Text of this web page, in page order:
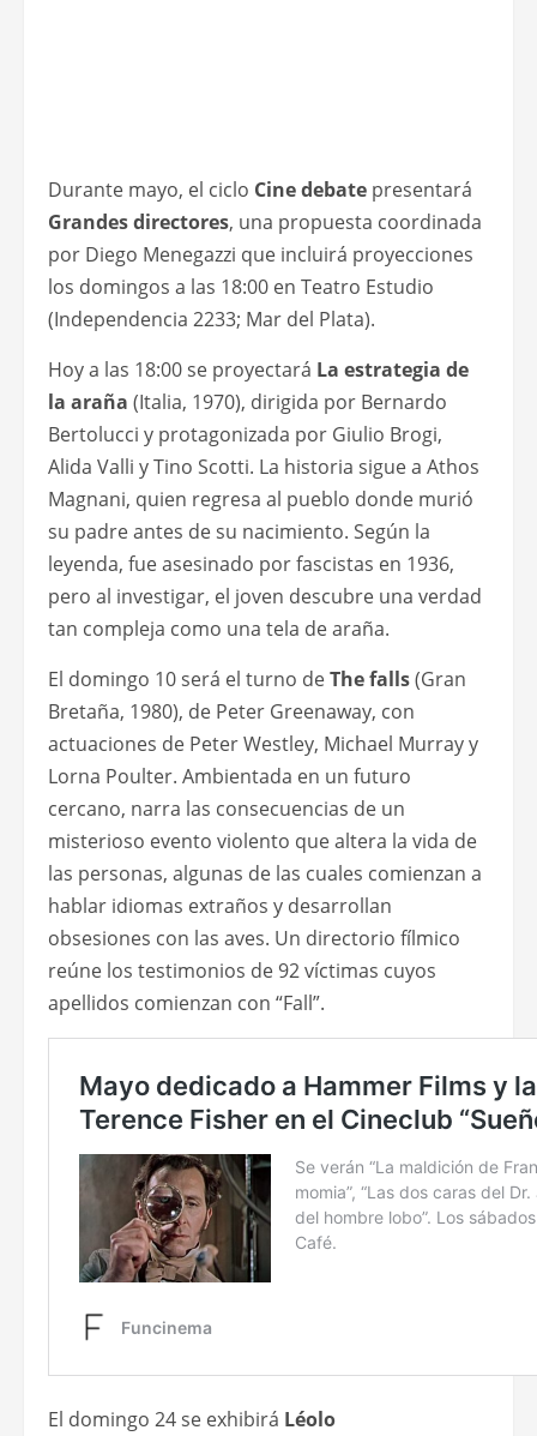
Durante mayo, el ciclo Cine debate presentará
Grandes directores, una propuesta coordinada
por Diego Menegazzi que incluirá proyecciones
los domingos a las 18:00 en Teatro Estudio
(Independencia 2233; Mar del Plata).
Hoy a las 18:00 se proyectará La estrategia de
la araña (Italia, 1970), dirigida por Bernardo
Bertolucci y protagonizada por Giulio Brogi,
Alida Valli y Tino Scotti. La historia sigue a Athos
Magnani, quien regresa al pueblo donde murió
su padre antes de su nacimiento. Según la
leyenda, fue asesinado por fascistas en 1936,
pero al investigar, el joven descubre una verdad
tan compleja como una tela de araña.
El domingo 10 será el turno deThe falls(Gran
Bretaña, 1980), de Peter Greenaway, con
actuaciones de Peter Westley, Michael Murray y
Lorna Poulter. Ambientada en un futuro
cercano, narra las consecuencias de un
misterioso evento violento que altera la vida de
las personas, algunas de las cuales comienzan a
hablar idiomas extraños y desarrollan
obsesiones con las aves. Un directorio fílmico
reúne los testimonios de 92 víctimas cuyos
apellidos comienzan con “Fall”.
El domingo 24 se exhibirá Léolo